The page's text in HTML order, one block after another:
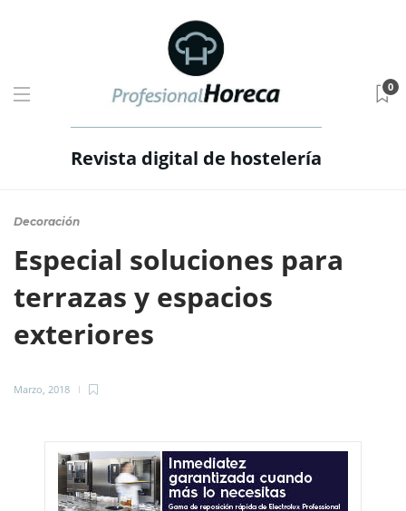
Revista digital de hostelería
0
Decoración
Especial soluciones para
terrazas y espacios
exteriores
Marzo, 2018